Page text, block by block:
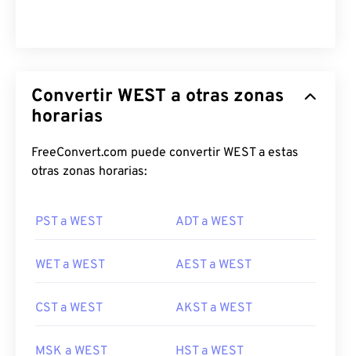
Convertir WEST a otras zonas
horarias
FreeConvert.com puede convertir WEST a estas
otras zonas horarias:
PST a WEST ADT a WEST
WET a WEST AEST a WEST
CST a WEST AKST a WEST
MSK a WEST HST a WEST